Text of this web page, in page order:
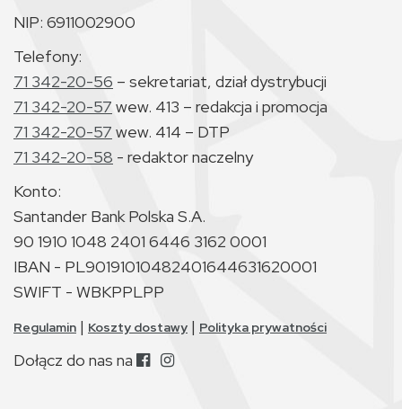
NIP: 6911002900
Telefony:
71 342-20-56 – sekretariat, dział dystrybucji
71 342-20-57 wew. 413 – redakcja i promocja
71 342-20-57 wew. 414 – DTP
71 342-20-58 - redaktor naczelny
Konto:
Santander Bank Polska S.A.
90 1910 1048 2401 6446 3162 0001
IBAN - PL90191010482401644631620001
SWIFT - WBKPPLPP
Regulamin | Koszty dostawy | Polityka prywatności
Dołącz do nas na